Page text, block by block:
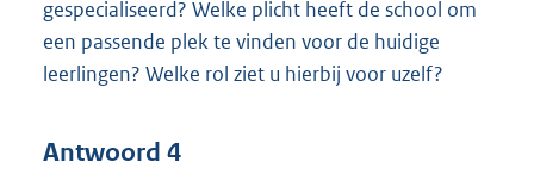
gespecialiseerd? Welke plicht heeft de school om
een passende plek te vinden voor de huidige
leerlingen? Welke rol ziet u hierbij voor uzelf?
Antwoord 4